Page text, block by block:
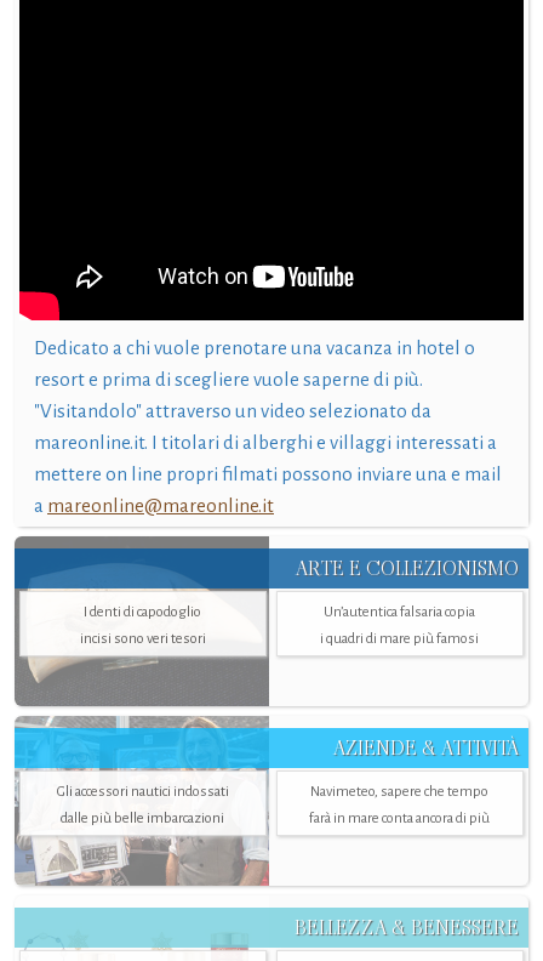
Dedicato a chi vuole prenotare una vacanza in hotel o
resort e prima di scegliere vuole saperne di più.
"Visitandolo" attraverso un video selezionato da
mareonline.it. I titolari di alberghi e villaggi interessati a
mettere on line propri filmati possono inviare una e mail
a mareonline@mareonline.it
ARTE E COLLEZIONISMO
I denti di capodoglio
incisi sono veri tesori
Un’autentica falsaria copia
i quadri di mare più famosi
AZIENDE & ATTIVITÀ
Gli accessori nautici indossati
dalle più belle imbarcazioni
Navimeteo, sapere che tempo
farà in mare conta ancora di più
BELLEZZA & BENESSERE